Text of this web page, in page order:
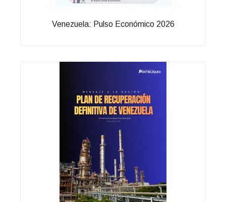
Venezuela: Pulso Económico 2026